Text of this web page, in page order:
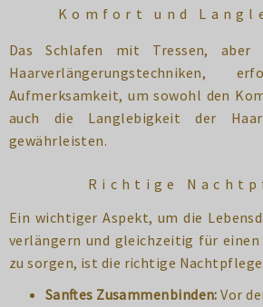
Komfort und
Das Schlafen mit Tressen, aber
Haarverlängerungstechniken,
Aufmerksamkeit, um sowohl den
auch die Langlebigkeit der
gewährleisten.
Richtige
Ein wichtiger Aspekt, um die
verlängern und gleichzeitig für einen
zu sorgen, ist die richtige Nachtpflege.
Sanftes Zusammenbinden: Vor